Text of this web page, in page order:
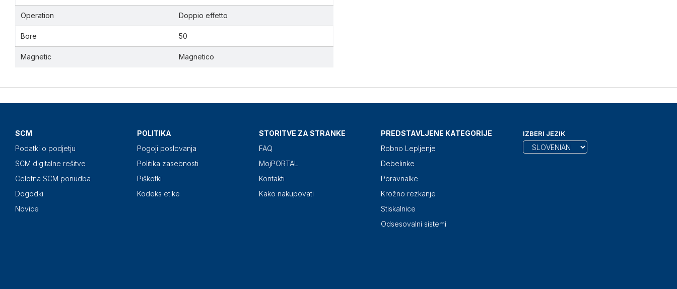
Operation Doppio effetto
Bore 50
Magnetic Magnetico
SCM
Podatki o podjetju
SCM digitalne rešitve
Celotna SCM ponudba
Dogodki
Novice
POLITIKA
Pogoji poslovanja
Politika zasebnosti
Piškotki
Kodeks etike
STORITVE ZA STRANKE
FAQ
MojPORTAL
Kontakti
Kako nakupovati
PREDSTAVLJENE KATEGORIJE
Robno Lepljenje
Debelinke
Poravnalke
Krožno rezkanje
Stiskalnice
Odsesovalni sistemi
IZBERI JEZIK